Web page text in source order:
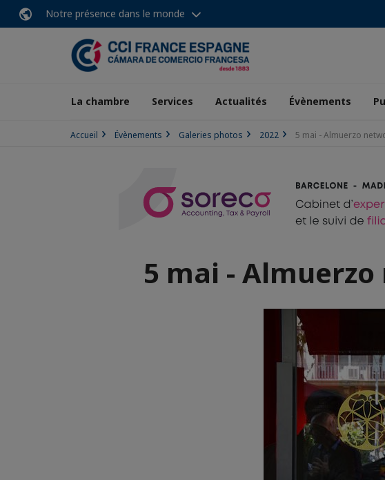
Notre présence dans le monde
La chambre Services Actualités Évènements
Accueil Évènements Galeries photos 2022 5 mai - Almuerzo
5 mai -